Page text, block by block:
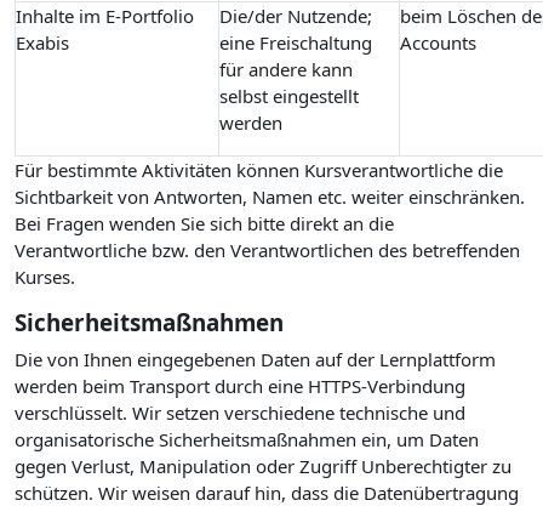
Inhalte im E-Portfolio
Exabis
Die/der Nutzende;
eine Freischaltung
für andere kann
selbst eingestellt
werden
beim Löschen
Accounts
Für bestimmte Aktivitäten können Kursverantwortliche die
Sichtbarkeit von Antworten, Namen etc. weiter einschränken.
Bei Fragen wenden Sie sich bitte direkt an die
Verantwortliche bzw. den Verantwortlichen des betreffenden
Kurses.
Sicherheitsmaßnahmen
Die von Ihnen eingegebenen Daten auf der Lernplattform
werden beim Transport durch eine HTTPS-Verbindung
verschlüsselt. Wir setzen verschiedene technische und
organisatorische Sicherheitsmaßnahmen ein, um Daten
gegen Verlust, Manipulation oder Zugriff Unberechtigter zu
schützen. Wir weisen darauf hin, dass die Datenübertragung